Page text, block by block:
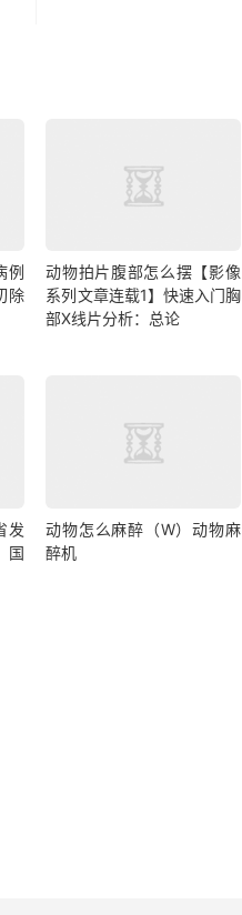
例
除
动物拍片腹部怎么摆【影像
系列文章连载1】快速入门胸
部X线片分析：总论
发
国
动物怎么麻醉（W）动物麻
醉机